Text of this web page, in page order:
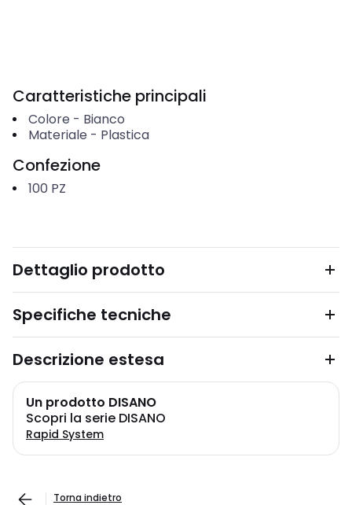
Caratteristiche principali
Colore - Bianco
Materiale - Plastica
Confezione
100 PZ
Dettaglio prodotto
Specifiche tecniche
Descrizione estesa
Un prodotto DISANO
Scopri la serie DISANO
Rapid System
Torna indietro